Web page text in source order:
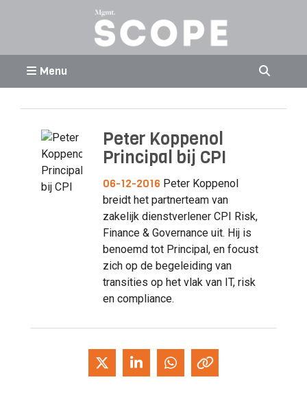
Menu
Peter Koppenol
Principal bij CPI
06-12-2016 Peter Koppenol
breidt het partnerteam van
zakelijk dienstverlener CPI Risk,
Finance & Governance uit. Hij is
benoemd tot Principal, en focust
zich op de begeleiding van
transities op het vlak van IT, risk
en compliance.